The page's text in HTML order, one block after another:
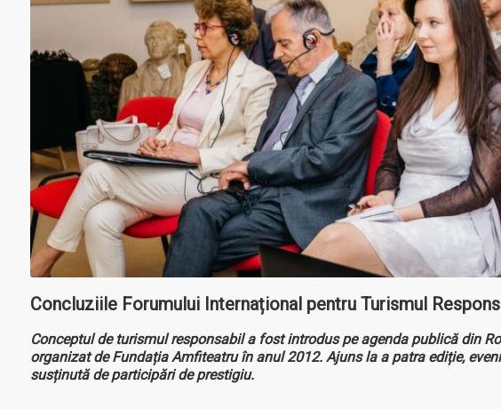
Concluziile Forumului Internațional pentru Turismul
Conceptul de turismul responsabil a fost introdus pe agenda publică din
organizat de Fundația Amfiteatru în anul 2012. Ajuns la a patra ediție,
susținută de participări de prestigiu.